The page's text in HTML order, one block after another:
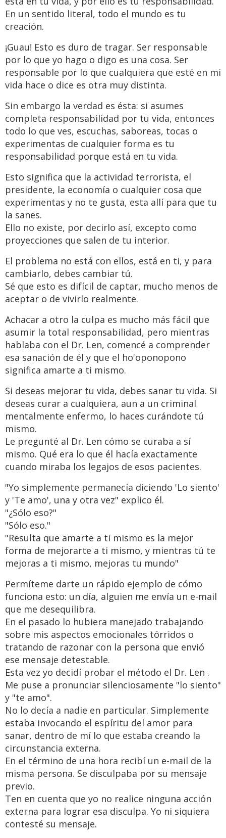
En un sentido literal, todo el mundo es tu
creación.
¡Guau! Esto es duro de tragar. Ser responsable
por lo que yo hago o digo es una cosa. Ser
responsable por lo que cualquiera que esté en mi
vida hace o dice es otra muy distinta.
Sin embargo la verdad es ésta: si asumes
completa responsabilidad por tu vida, entonces
todo lo que ves, escuchas, saboreas, tocas o
experimentas de cualquier forma es tu
responsabilidad porque está en tu vida.
Esto significa que la actividad terrorista, el
presidente, la economía o cualquier cosa que
experimentas y no te gusta, esta allí para que tu
la sanes.
Ello no existe, por decirlo así, excepto como
proyecciones que salen de tu interior.
El problema no está con ellos, está en ti, y para
cambiarlo, debes cambiar tú.
Sé que esto es difícil de captar, mucho menos de
aceptar o de vivirlo realmente.
Achacar a otro la culpa es mucho más fácil que
asumir la total responsabilidad, pero mientras
hablaba con el Dr. Len, comencé a comprender
esa sanación de él y que el ho'oponopono
significa amarte a ti mismo.
Si deseas mejorar tu vida, debes sanar tu vida. Si
deseas curar a cualquiera, aun a un criminal
mentalmente enfermo, lo haces curándote tú
mismo.
Le pregunté al Dr. Len cómo se curaba a sí
mismo. Qué era lo que él hacía exactamente
cuando miraba los legajos de esos pacientes.
"Yo simplemente permanecía diciendo 'Lo siento'
y 'Te amo', una y otra vez" explico él.
"¿Sólo eso?"
"Sólo eso."
"Resulta que amarte a ti mismo es la mejor
forma de mejorarte a ti mismo, y mientras tú te
mejoras a ti mismo, mejoras tu mundo"
Permíteme darte un rápido ejemplo de cómo
funciona esto: un día, alguien me envía un e-mail
que me desequilibra.
En el pasado lo hubiera manejado trabajando
sobre mis aspectos emocionales tórridos o
tratando de razonar con la persona que envió
ese mensaje detestable.
Esta vez yo decidí probar el método el Dr. Len .
Me puse a pronunciar silenciosamente "lo siento"
y "te amo".
No lo decía a nadie en particular. Simplemente
estaba invocando el espíritu del amor para
sanar, dentro de mí lo que estaba creando la
circunstancia externa.
En el término de una hora recibí un e-mail de la
misma persona. Se disculpaba por su mensaje
previo.
Ten en cuenta que yo no realice ninguna acción
externa para lograr esa disculpa. Yo ni siquiera
contesté su mensaje.